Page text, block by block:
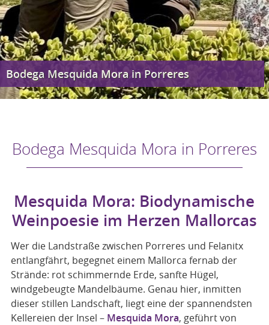
Bodega Mesquida Mora in Porreres
Bodega Mesquida Mora in Porreres
Mesquida Mora: Biodynamische
Weinpoesie im Herzen Mallorcas
Wer die Landstraße zwischen Porreres und Felanitx
entlangfährt, begegnet einem Mallorca fernab der
Strände: rot schimmernde Erde, sanfte Hügel,
windgebeugte Mandelbäume. Genau hier, inmitten
dieser stillen Landschaft, liegt eine der spannendsten
Kellereien der Insel – Mesquida Mora, geführt von